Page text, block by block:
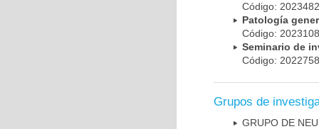
Código:
Patología
Código:
Seminario de
Código:
Grupos de
GRUPO DE